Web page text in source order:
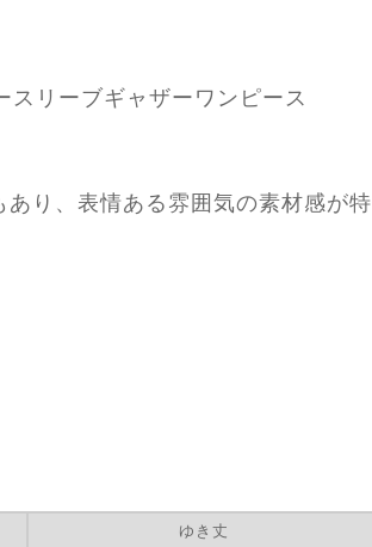
スリーブギャザーワンピース
り、表情ある雰囲気の素材感が特
ゆき丈